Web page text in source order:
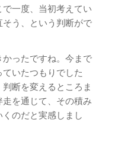
一度、当初考えてい
う、という判断がで
ったですね。今まで
いたつもりでした
断を変えるところま
を通じて、その積み
のだと実感しまし